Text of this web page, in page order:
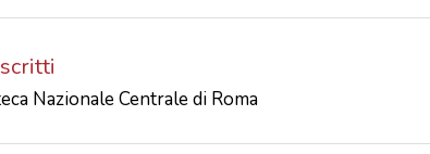
Nazionale Centrale di Roma